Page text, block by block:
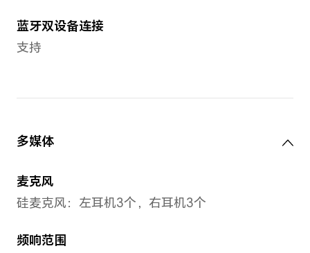
电池
电池容量
单只耳机：38mAh（额定容